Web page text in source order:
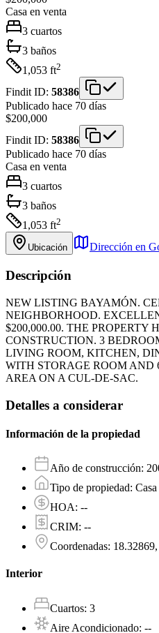
Casa en venta
3 cuartos
3 baños
1,053 ft2
Findit ID: 58386
Publicado hace 70 días
$200,000
Findit ID: 58386
Publicado hace 70 días
Casa en venta
3 cuartos
3 baños
1,053 ft2
Ubicación Dirección en
Descripción
NEW LISTING BAYAMÓN.
NEIGHBORHOOD.
$200,000.00. THE PROPERTY
CONSTRUCTION. 3
LIVING ROOM, KITCHEN,
WITH STORAGE ROOM AND
AREA ON A CUL-DE-SAC.
Detalles a considerar
Información de la propiedad
Año de construcción:
Tipo de propiedad: Casa
HOA: --
CRIM: --
Coordenadas:
Interior
Cuartos: 3
Aire Acondicionado: --